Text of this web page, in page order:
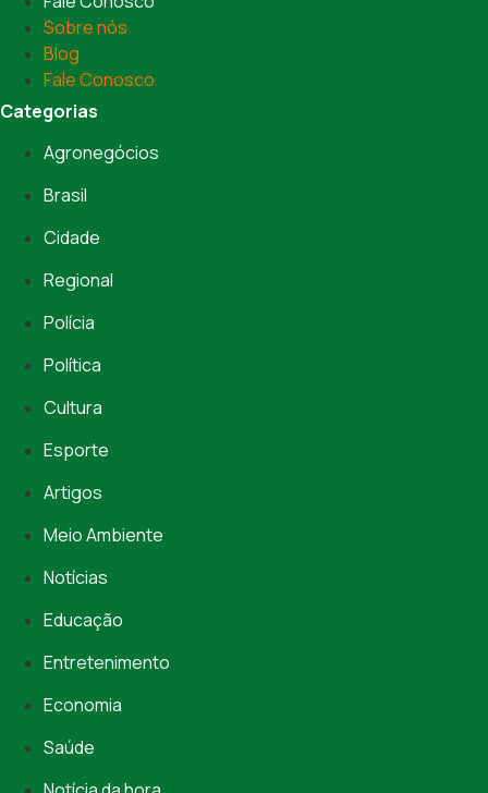
Sobre nós
Blog
Fale Conosco
Categorias
Agronegócios
Brasil
Cidade
Regional
Polícia
Política
Cultura
Esporte
Artigos
Meio Ambiente
Notícias
Educação
Entretenimento
Economia
Saúde